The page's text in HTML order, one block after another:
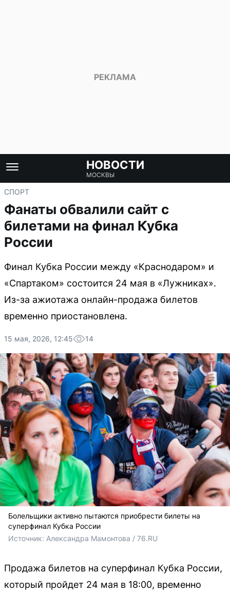
НОВОСТИ
МОСКВЫ
СПОРТ
Фанаты обвалили сайт с
билетами на финал Кубка
России
Финал Кубка России между «Краснодаром» и
«Спартаком» состоится 24 мая в «Лужниках».
Из-за ажиотажа онлайн-продажа билетов
временно приостановлена.
15 мая, 2026, 12:45 14
Болельщики активно пытаются приобрести билеты на
суперфинал Кубка России
Источник: Александра Мамонтова / 76.RU
Продажа билетов на суперфинал Кубка России,
который пройдет 24 мая в 18:00, временно